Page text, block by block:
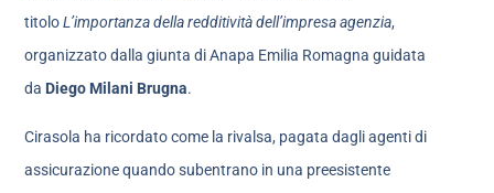
titoloL’importanza della redditività dell’impresa agenzia,
organizzato dalla giunta di Anapa Emilia Romagna guidata
da Diego Milani Brugna.
Cirasola ha ricordato come la rivalsa, pagata dagli agenti di
assicurazione quando subentrano in una preesistente